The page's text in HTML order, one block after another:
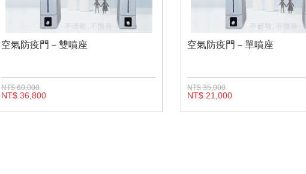
空氣防疫門－雙噴座
NT$ 60,000
NT$ 36,800
空氣防疫門－單噴座
NT$ 35,000
NT$ 21,000